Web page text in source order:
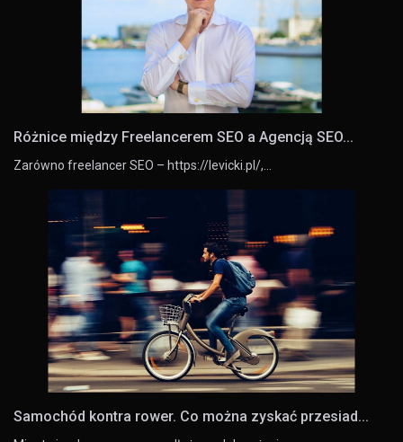
Różnice między Freelancerem SEO a Agencją SEO...
Zarówno freelancer SEO – https://levicki.pl/,…
Samochód kontra rower. Co można zyskać przesiad...